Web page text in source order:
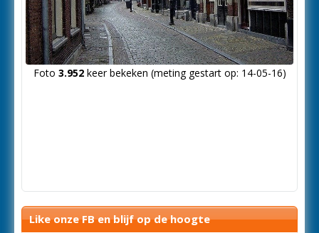
Foto 3.952keer bekeken (meting gestart op: 14-05-16)
Like onze FB en blijf op de hoogte